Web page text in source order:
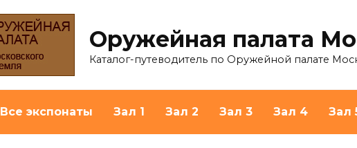
Оружейная палата
Каталог-путеводитель по Оружейной палате
Все экспонаты Зал 1 Зал 2 Зал 3 Зал 4 Зал